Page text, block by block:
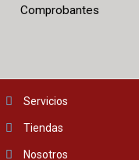
Comprobantes
Servicios
Tiendas
Nosotros